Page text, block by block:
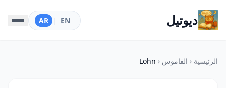
ديوتيل EN
|
AR
الرئيسية ‹ القاموس ‹
Lohn